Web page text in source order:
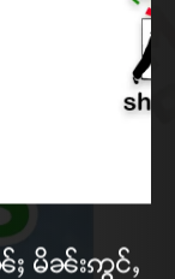
ႈ မိၼ်းဢွင်ႇ